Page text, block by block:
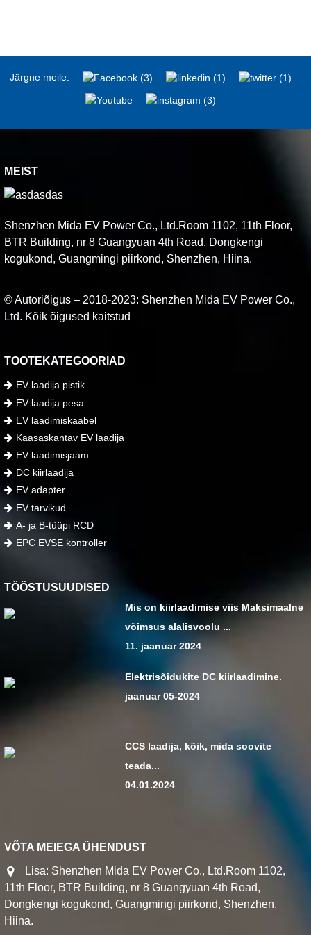
Järgne meile:
MEIST
Shenzhen Mida EV Power Co., Ltd.Room 1102, 11th Floor,
BTR Building, nr 8 Guangyuan 4th Road, Dongkengi
kogukond, Guangmingi piirkond, Shenzhen, Hiina.
© Autoriõigus – 2018-2023: Shenzhen Mida EV Power Co.,
Ltd. Kõik õigused kaitstud
TOOTEKATEGOORIAD
EV laadija pistik
EV laadija pesa
EV laadimiskaabel
Kaasaskantav EV laadija
EV laadimisjaam
DC kiirlaadija
EV adapter
EV tarvikud
A- ja B-tüüpi RCD
EPC EVSE kontroller
TÖÖSTUSUUDISED
Mis on kiirlaadimise viis Maksimaalne
võimsus alalisvoolu ...
11. jaanuar 2024
Elektrisõidukite DC kiirlaadimine.
jaanuar 05-2024
CCS laadija, kõik, mida soovite
teada...
04.01.2024
VÕTA MEIEGA ÜHENDUST
Lisa: Shenzhen Mida EV Power Co., Ltd.Room 1102,
11th Floor, BTR Building, nr 8 Guangyuan 4th Road,
Dongkengi kogukond, Guangmingi piirkond, Shenzhen,
Hiina.